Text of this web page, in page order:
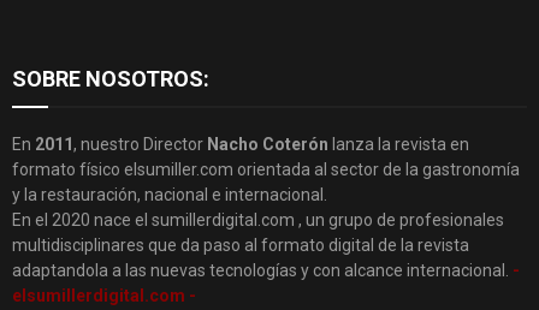
SOBRE NOSOTROS:
En 2011, nuestro Director Nacho Coterón lanza la revista en
formato físico elsumiller.com orientada al sector de la gastronomía
y la restauración, nacional e internacional.
En el 2020 nace el sumillerdigital.com , un grupo de profesionales
multidisciplinares que da paso al formato digital de la revista
adaptandola a las nuevas tecnologías y con alcance internacional. -
elsumillerdigital.com -